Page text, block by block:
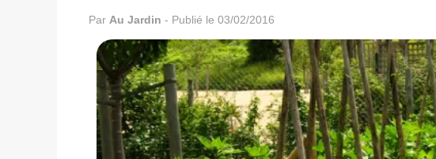
Par Au Jardin - Publié le 03/02/2016